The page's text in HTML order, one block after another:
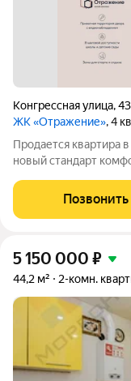
Конгрессная улица,
ЖК «Отражение», 4
Продается квартира
новый стандарт
сделки, и
проект комфорт-класса
Позвонить
5 150 000 ₽
44,2 м² 2-комн.